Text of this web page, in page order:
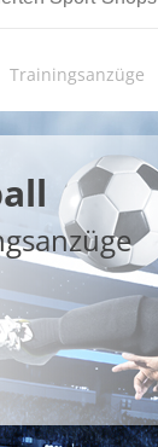
Trainingsanzüge